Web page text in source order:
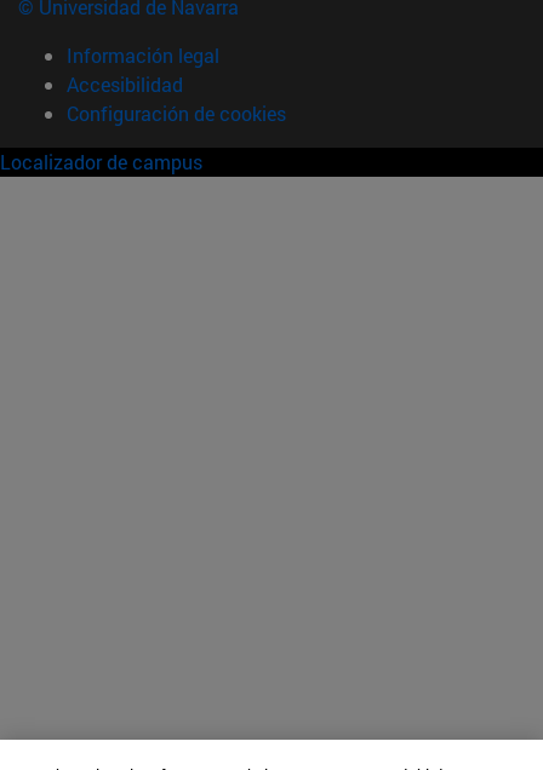
© Universidad de Navarra
Información legal
Accesibilidad
Configuración de cookies
Localizador de campus